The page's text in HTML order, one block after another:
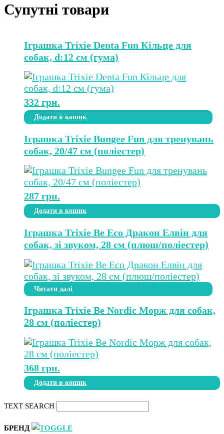
Супутні товари
Іграшка Trixie Denta Fun Кільце для
собак, d:12 см (гума)
332 грн.
Додати в кошик
Іграшка Trixie Bungee Fun для тренувань
собак, 20/47 см (поліестер)
287 грн.
Додати в кошик
Іграшка Trixie Be Eco Дракон Елвін для
собак, зі звуком, 28 см (плюш/поліестер)
Читати далі
Іграшка Trixie Be Nordic Морж для собак,
28 см (поліестер)
368 грн.
Додати в кошик
TEXT SEARCH
БРЕНД